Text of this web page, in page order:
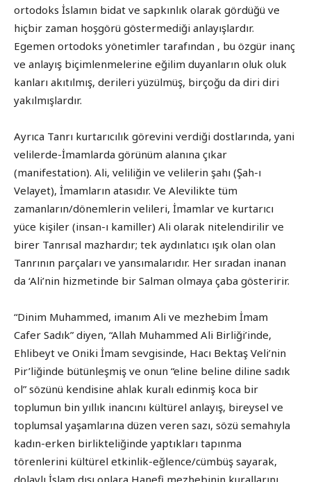
ortodoks İslamın bidat ve sapkınlık olarak gördüğü ve
hiçbir zaman hoşgörü göstermediği anlayışlardır.
Egemen ortodoks yönetimler tarafından , bu özgür inanç
ve anlayış biçimlenmelerine eğilim duyanların oluk oluk
kanları akıtılmış, derileri yüzülmüş, birçoğu da diri diri
yakılmışlardır.
Ayrıca Tanrı kurtarıcılık görevini verdiği dostlarında, yani
velilerde-İmamlarda görünüm alanına çıkar
(manifestation). Ali, veliliğin ve velilerin şahı (Şah-ı
Velayet), İmamların atasıdır. Ve Alevilikte tüm
zamanların/dönemlerin velileri, İmamlar ve kurtarıcı
yüce kişiler (insan-ı kamiller) Ali olarak nitelendirilir ve
birer Tanrısal mazhardır; tek aydınlatıcı ışık olan olan
Tanrının parçaları ve yansımalarıdır. Her sıradan inanan
da ‘Ali’nin hizmetinde bir Salman olmaya çaba gösteririr.
“Dinim Muhammed, imanım Ali ve mezhebim İmam
Cafer Sadık” diyen, “Allah Muhammed Ali Birliği’inde,
Ehlibeyt ve Oniki İmam sevgisinde, Hacı Bektaş Veli’nin
Pir’liğinde bütünleşmiş ve onun “eline beline diline sadık
ol” sözünü kendisine ahlak kuralı edinmiş koca bir
toplumun bin yıllık inancını kültürel anlayış, bireysel ve
toplumsal yaşamlarına düzen veren sazı, sözü semahıyla
kadın-erken birlikteliğinde yaptıkları tapınma
törenlerini kültürel etkinlik-eğlence/cümbüş sayarak,